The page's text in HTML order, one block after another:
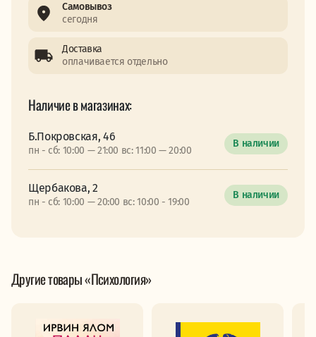
Самовывоз
сегодня
Доставка
оплачивается отдельно
Наличие в магазинах:
Б.Покровская, 46
пн - сб: 10:00 — 21:00 вс: 11:00 — 20:00
В наличии
Щербакова, 2
пн - сб: 10:00 — 20:00 вс: 10:00 - 19:00
В наличии
Другие товары «Психология»